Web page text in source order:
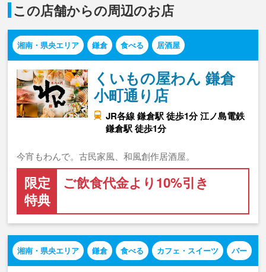
この店舗からの周辺のお店
湘南・県央エリア 鎌倉 食べる 居酒屋
くいもの屋わん 鎌倉
小町通り店
JR各線 鎌倉駅 徒歩1分 江ノ島電鉄
鎌倉駅 徒歩1分
今宵もわんで。古民家風、和風創作居酒屋。
限定
特典
ご飲食代金より10%引き
湘南・県央エリア 鎌倉 食べる カフェ・スイーツ バー